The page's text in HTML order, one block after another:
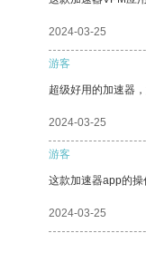
2024-03-25
游客
超级好用的加速器
2024-03-25
游客
这款加速器app的操
2024-03-25